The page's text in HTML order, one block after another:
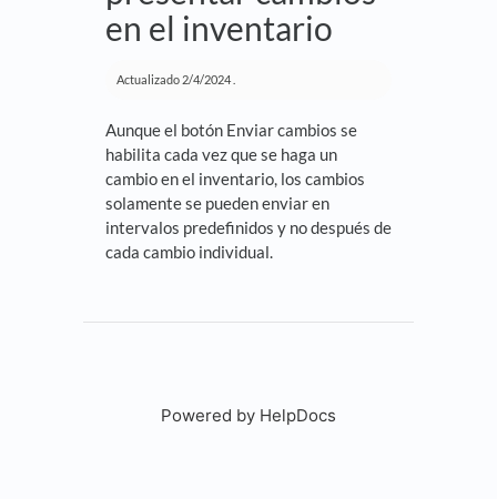
en el inventario
Actualizado 2/4/2024
Aunque el botón Enviar cambios se
habilita cada vez que se haga un
cambio en el inventario, los cambios
solamente se pueden enviar en
intervalos predefinidos y no después de
cada cambio individual.
Powered by HelpDocs